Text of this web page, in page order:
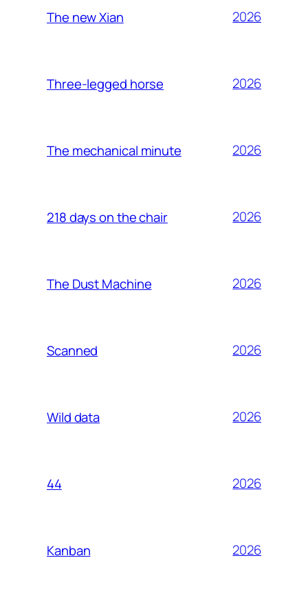
The new Xian 2026
Three-legged horse 2026
The mechanical minute 2026
218 days on the chair 2026
The Dust Machine 2026
Scanned 2026
Wild data 2026
44 2026
Kanban 2026